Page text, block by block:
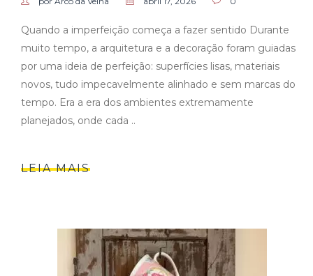
Quando a imperfeição começa a fazer sentido Durante
muito tempo, a arquitetura e a decoração foram guiadas
por uma ideia de perfeição: superfícies lisas, materiais
novos, tudo impecavelmente alinhado e sem marcas do
tempo. Era a era dos ambientes extremamente
planejados, onde cada ..
LEIA MAIS